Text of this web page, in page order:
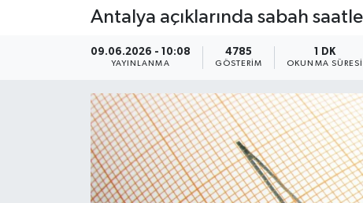
Antalya açıklarında sabah
09.06.2026 - 10:08
YAYINLANMA
4785
GÖSTERIM
1 DK
OKUNMA SÜRESI
KEMERBURGAZ
KÜLTÜR - SANAT
MAGAZİN